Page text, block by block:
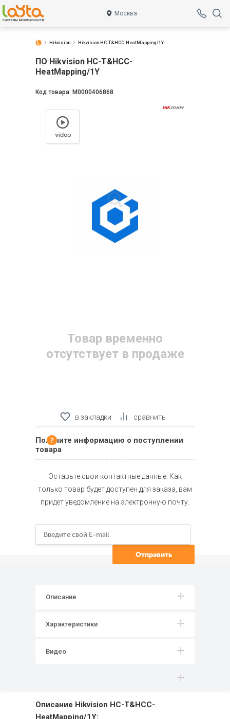
Москва
Hikvision Hikvision HC-T&HCC-HeatMapping/1Y
ПО Hikvision HC-T&HCC-
HeatMapping/1Y
Код товара: М0000406868
Товар временно
отсутствует в продаже
в закладки сравнить
Получите информацию о поступлении
товара
Оставьте свои контактные данные. Как
только товар будет доступен для заказа, вам
придет уведомление на электронную почту.
Описание
Характеристики
Видео
Описание Hikvision HC-T&HCC-
HeatMapping/1Y: